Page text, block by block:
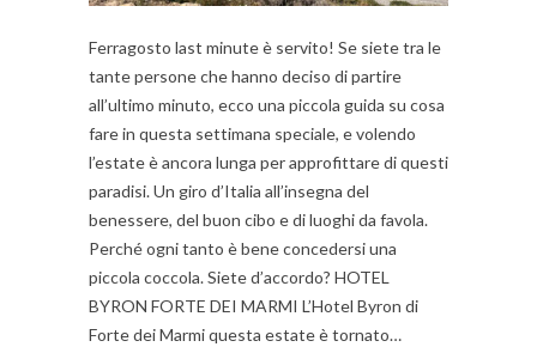
Ferragosto last minute è servito! Se siete tra le
tante persone che hanno deciso di partire
all’ultimo minuto, ecco una piccola guida su cosa
fare in questa settimana speciale, e volendo
l’estate è ancora lunga per approfittare di questi
paradisi. Un giro d’Italia all’insegna del
benessere, del buon cibo e di luoghi da favola.
Perché ogni tanto è bene concedersi una
piccola coccola. Siete d’accordo? HOTEL
BYRON FORTE DEI MARMI L’Hotel Byron di
Forte dei Marmi questa estate è tornato…